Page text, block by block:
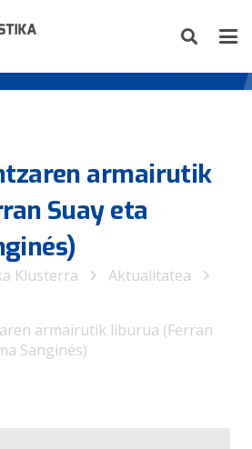
armairutik
Suay eta
Klusterra
Aktualitatea
armairutik liburua (Ferran
Sanginés)